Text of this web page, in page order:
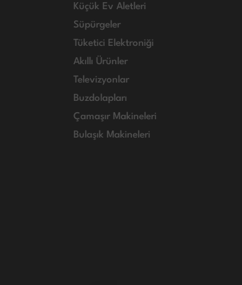
Küçük Ev Aletleri
Süpürgeler
Tüketici Elektroniği
Akıllı Ürünler
Televizyonlar
Buzdolapları
Çamaşır Makineleri
Bulaşık Makineleri